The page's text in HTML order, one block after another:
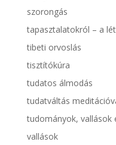
szorongás
tapasztalatokról – a
tibeti orvoslás
tisztítókúra
tudatos álmodás
tudatváltás
tudományok, vallások
vallások